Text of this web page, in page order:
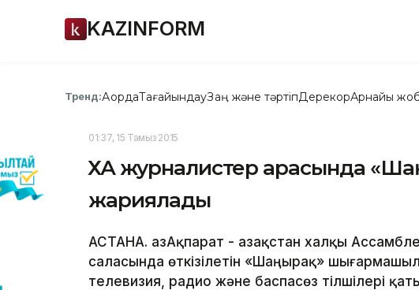
KAZINFORM
Тренд:АқордаТағайындауЗаң және тәртіпДерекқорАрнайы
01:37, 15 Тамыз 2015
ҚХА журналистер арасында
жариялады
АСТАНА. ҚазАқпарат - Қазақстан халқы
саласында өткізілетін «Шаңырақ»
телевизия, радио және баспасөз тілшілері